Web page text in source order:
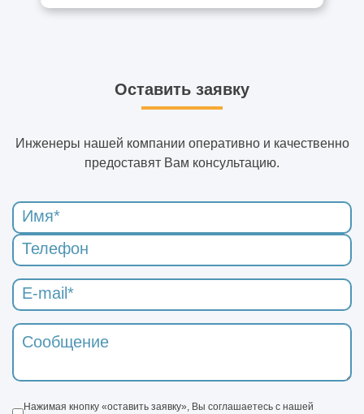
Оставить заявку
Инженеры нашей компании оперативно и качественно
предоставят Вам консультацию.
Нажимая кнопку «оставить заявку», Вы соглашаетесь с нашей